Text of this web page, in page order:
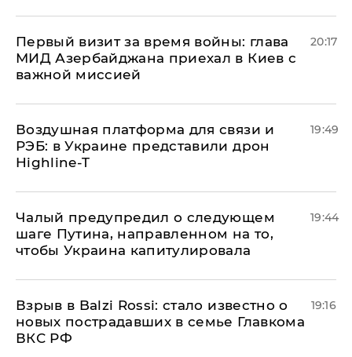
Первый визит за время войны: глава
МИД Азербайджана приехал в Киев с
важной миссией
20:17
Воздушная платформа для связи и
РЭБ: в Украине представили дрон
Highline-T
19:49
Чалый предупредил о следующем
шаге Путина, направленном на то,
чтобы Украина капитулировала
19:44
Взрыв в Balzi Rossi: стало известно о
новых пострадавших в семье Главкома
ВКС РФ
19:16